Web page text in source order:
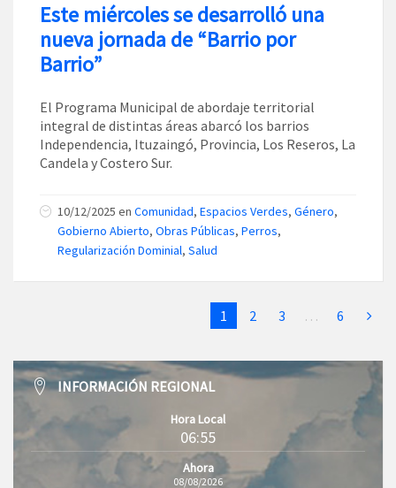
Este miércoles se desarrolló una
nueva jornada de “Barrio por
Barrio”
El Programa Municipal de abordaje territorial
integral de distintas áreas abarcó los barrios
Independencia, Ituzaingó, Provincia, Los Reseros, La
Candela y Costero Sur.
10/12/2025 en Comunidad, Espacios Verdes, Género,
Gobierno Abierto, Obras Públicas, Perros,
Regularización Dominial, Salud
1 2 3 … 6
INFORMACIÓN REGIONAL
Hora Local
06:55
Ahora
08/08/2026